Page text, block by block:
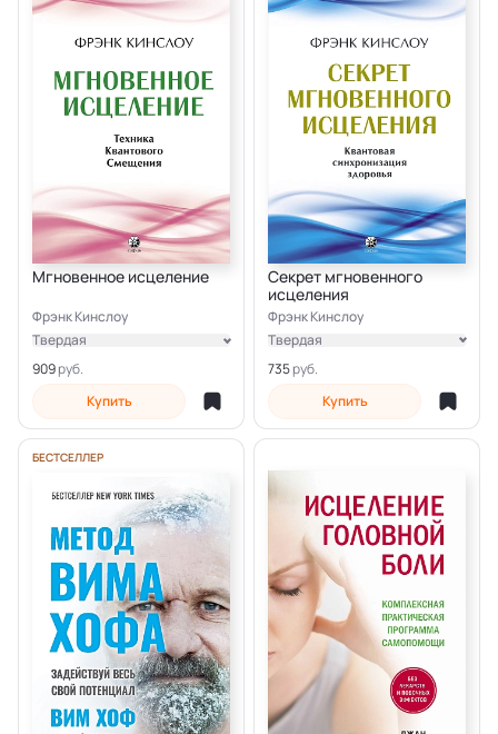
Мгновенное исцеление
Фрэнк Кинслоу
909
Твердая
Электронная
Купить
Секрет мгновенного
исцеления
Фрэнк Кинслоу
735
Твердая
Электронная
Купить
БЕСТСЕЛЛЕР